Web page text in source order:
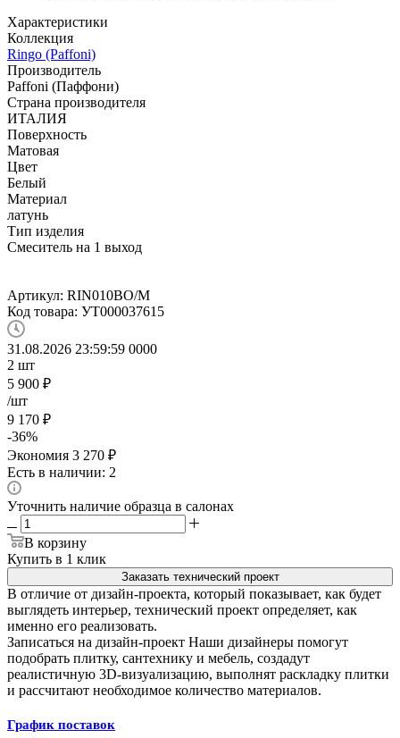
Характеристики
Коллекция
Ringo (Paffoni)
Производитель
Paffoni (Паффони)
Страна производителя
ИТАЛИЯ
Поверхность
Матовая
Цвет
Белый
Материал
латунь
Тип изделия
Смеситель на 1 выход
Артикул: RIN010BO/M
Код товара: УТ000037615
31.08.2026 23:59:59 0000
2 шт
5 900 ₽
/шт
9 170 ₽
-36%
Экономия 3 270 ₽
Есть в наличии: 2
Уточнить наличие образца в салонах
В корзину
Купить в 1 клик
Заказать технический проект
В отличие от дизайн-проекта, который показывает, как будет
выглядеть интерьер, технический проект определяет, как
именно его реализовать.
Записаться на дизайн-проект Наши дизайнеры помогут
подобрать плитку, сантехнику и мебель, создадут
реалистичную 3D-визуализацию, выполнят раскладку плитки
и рассчитают необходимое количество материалов.
График поставок